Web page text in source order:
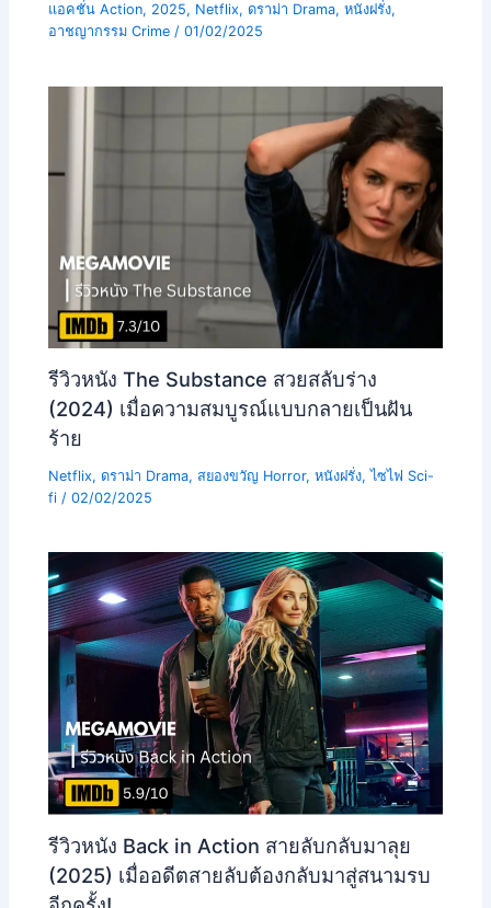
แอคชั่น Action, 2025, Netflix,ดราม่า Drama,หนังฝรั่ง,
อาชญากรรม Crime /01/02/2025
รีวิวหนัง The Substance สวยสลับร่าง
(2024) เมื่อความสมบูรณ์แบบกลายเป็นฝัน
ร้าย
Netflix,ดราม่า Drama,สยองขวัญ Horror,หนังฝรั่ง,ไซไฟ Sci-
fi /02/02/2025
รีวิวหนัง Back in Action สายลับกลับมาลุย
(2025) เมื่ออดีตสายลับต้องกลับมาสู่สนามรบ